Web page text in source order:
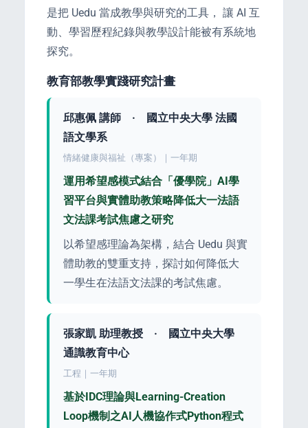
是把 Uedu 當成教學與研究的工具， 讓 AI 互
動、學習歷程紀錄與教學設計能被有系統地
探究。
教育部教學實踐研究計畫
邱惠佩 講師 · 國立中央大學 法國
語文學系
情緒健康與福祉（專案）｜一年期
運用希望感模式結合「優學院」AI學
習平台與實體助教策略降低大一法語
文法課考試焦慮之研究
以希望感理論為架構，結合 Uedu 與實
體助教的雙重支持，探討如何降低大
一學生在法語文法課的考試焦慮。
張家凱 助理教授 · 國立中央大學
通識教育中心
工程｜一年期
基於IDC理論與Learning-Creation
Loop機制之AI人機協作式Python程式